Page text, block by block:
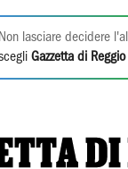
Non lasciare decidere
Gazzetta di Reggio